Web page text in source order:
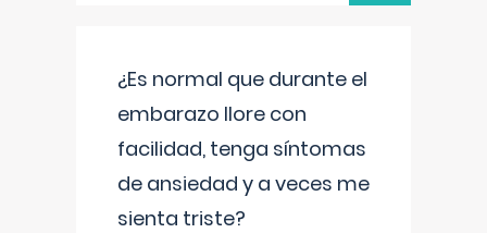
¿Es normal que durante el
embarazo llore con
facilidad, tenga síntomas
de ansiedad y a veces me
sienta triste?